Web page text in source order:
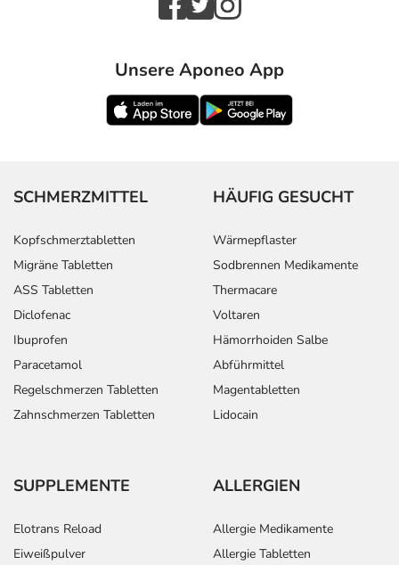
Unsere Aponeo App
SCHMERZMITTEL
Kopfschmerztabletten
Migräne Tabletten
ASS Tabletten
Diclofenac
Ibuprofen
Paracetamol
Regelschmerzen Tabletten
Zahnschmerzen Tabletten
HÄUFIG GESUCHT
Wärmepflaster
Sodbrennen Medikamente
Thermacare
Voltaren
Hämorrhoiden Salbe
Abführmittel
Magentabletten
Lidocain
SUPPLEMENTE
Elotrans Reload
Eiweißpulver
ALLERGIEN
Allergie Medikamente
Allergie Tabletten